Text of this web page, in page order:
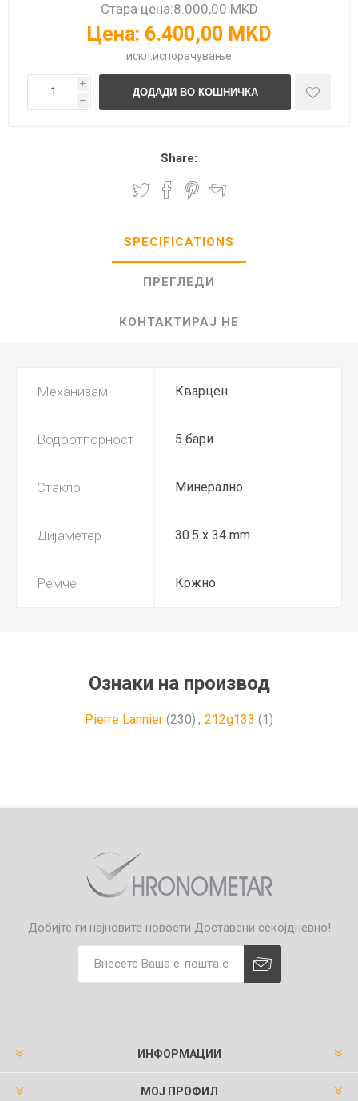
Стара цена:8.000,00 MKD
Цена: 6.400,00 MKD
искл. испорачување
i
h
Share:
SPECIFICATIONS
ПРЕГЛЕДИ
КОНТАКТИРАЈ НЕ
Механизам Кварцен
Водоотпорност 5 бари
Стакло Минерално
Дијаметер 30.5 x 34 mm
Ремче Кожно
Ознаки на производ
Pierre Lannier (230) , 212g133 (1)
Добијте ги најновите новости Доставени секојдневно!
ИНФОРМАЦИИ
МОЈ ПРОФИЛ